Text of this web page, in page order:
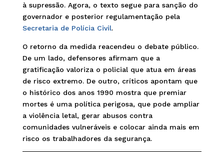
à supressão. Agora, o texto segue para sanção do
governador e posterior regulamentação pela
Secretaria de Polícia Civil.
O retorno da medida reacendeu o debate público.
De um lado, defensores afirmam que a
gratificação valoriza o policial que atua em áreas
de risco extremo. De outro, críticos apontam que
o histórico dos anos 1990 mostra que premiar
mortes é uma política perigosa, que pode ampliar
a violência letal, gerar abusos contra
comunidades vulneráveis e colocar ainda mais em
risco os trabalhadores da segurança.